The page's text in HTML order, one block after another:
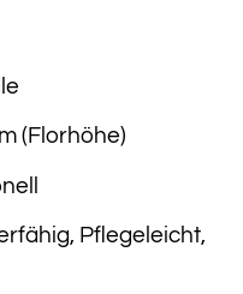
(Florhöhe)
Pflegeleicht,